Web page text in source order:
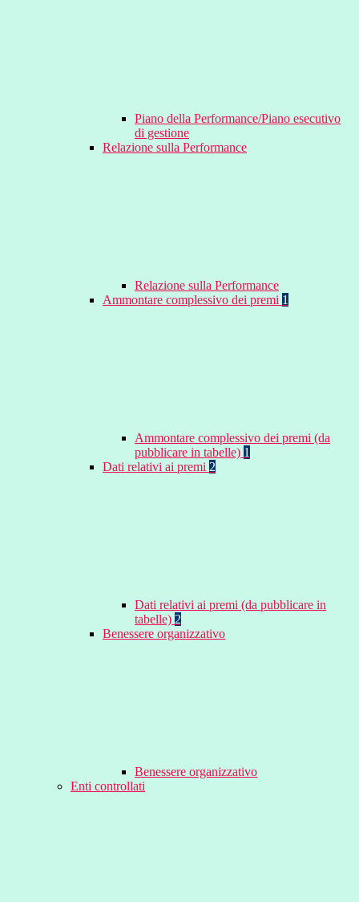
Piano della Performance/Piano esecutivo
di gestione
Relazione sulla Performance
Relazione sulla Performance
Ammontare complessivo dei premi 1
Ammontare complessivo dei premi (da
pubblicare in tabelle) 1
Dati relativi ai premi 2
Dati relativi ai premi (da pubblicare in
tabelle) 2
Benessere organizzativo
Benessere organizzativo
Enti controllati